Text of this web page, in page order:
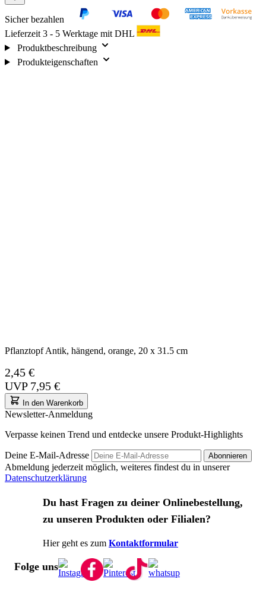
Sicher bezahlen
Lieferzeit 3 - 5 Werktage mit DHL
Produktbeschreibung
Produkteigenschaften
Pflanztopf Antik, hängend, orange, 20 x 31.5 cm
2,45 €
UVP 7,95 €
In den Warenkorb
Newsletter-Anmeldung
Verpasse keinen Trend und entdecke unsere Produkt-Highlights
Deine E-Mail-Adresse Abonnieren
Abmeldung jederzeit möglich, weiteres findest du in unserer
Datenschutzerklärung
Du hast Fragen zu deiner Onlinebestellung,
zu unseren Produkten oder Filialen?
Hier geht es zum Kontaktformular
Folge uns